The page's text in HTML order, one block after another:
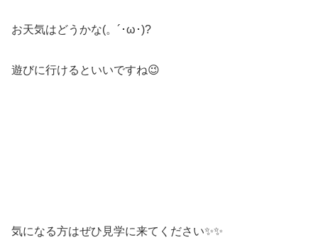
お天気はどうかな(。´･ω･)?
遊びに行けるといいですね😉
気になる方はぜひ見学に来てください✨✨